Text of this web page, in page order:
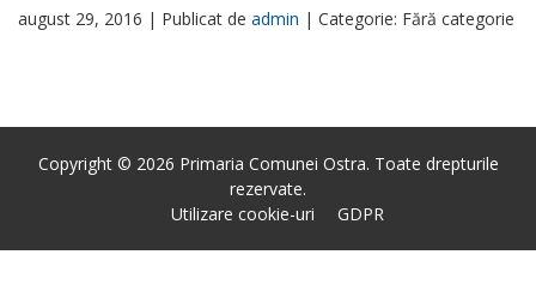
august 29, 2016 | Publicat de admin | Categorie: Fără categorie
Copyright © 2026 Primaria Comunei Ostra. Toate drepturile
rezervate.
Utilizare cookie-uri
GDPR